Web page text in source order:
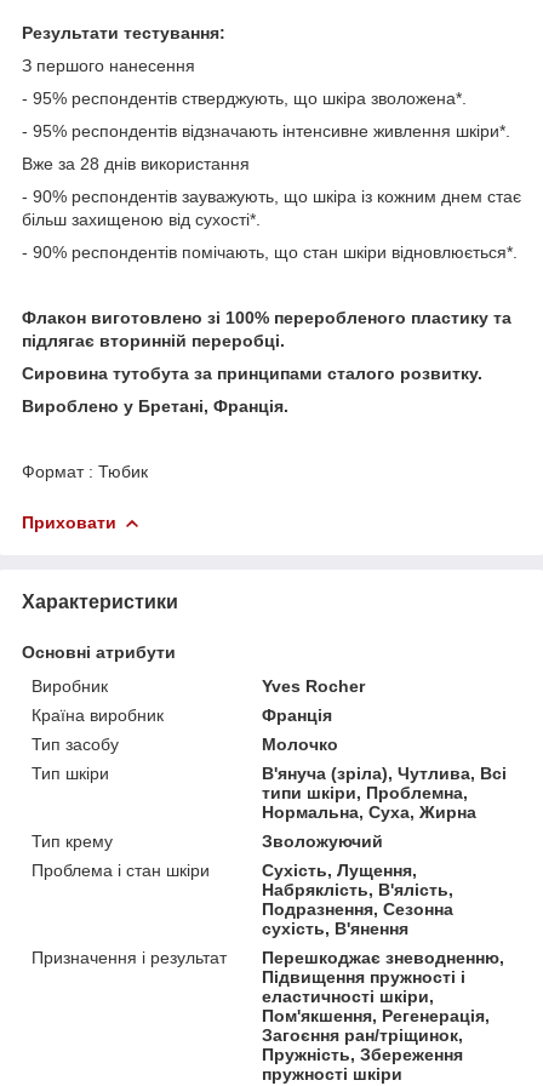
Результати тестування:
З першого нанесення
- 95% респондентів стверджують, що шкіра зволожена*.
- 95% респондентів відзначають інтенсивне живлення шкіри*.
Вже за 28 днів використання
- 90% респондентів зауважують, що шкіра із кожним днем стає
більш захищеною від сухості*.
- 90% респондентів помічають, що стан шкіри відновлюється*.
Флакон виготовлено зі 100% переробленого пластику та
підлягає вторинній переробці.
Сировина тутобута за принципами сталого розвитку.
Вироблено у Бретані, Франція.
Формат : Тюбик
Приховати
Характеристики
Основні атрибути
Виробник
Yves Rocher
Країна виробник
Франція
Тип засобу
Молочко
Тип шкіри
В'януча (зріла), Чутлива, Всі
типи шкіри, Проблемна,
Нормальна, Суха, Жирна
Тип крему
Зволожуючий
Проблема і стан шкіри
Сухість, Лущення,
Набряклість, В'ялість,
Подразнення, Сезонна
сухість, В'янення
Призначення і результат
Перешкоджає зневодненню,
Підвищення пружності і
еластичності шкіри,
Пом'якшення, Регенерація,
Загоєння ран/тріщинок,
Пружність, Збереження
пружності шкіри